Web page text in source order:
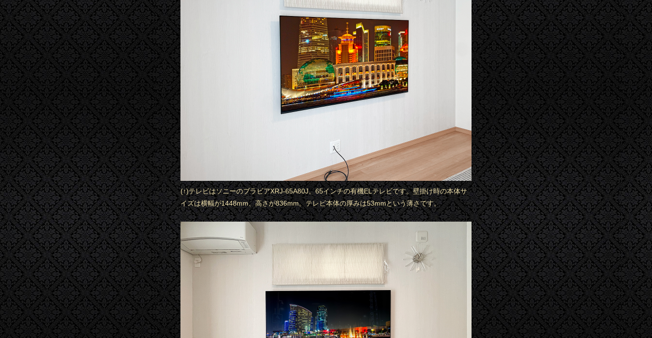
(↑)テレビはソニーのブラビアXRJ-65A80J。65インチの有機ELテレビです。壁掛け時の本体サ
イズは横幅が1448mm、高さが836mm。テレビ本体の厚みは53mmという薄さです。